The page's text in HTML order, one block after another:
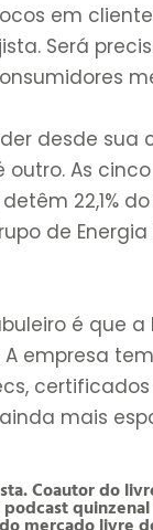
em
Será
desde sua
As
detêm 22,1%
de
é que a
empresa
mais
Coautor do
mercado livre